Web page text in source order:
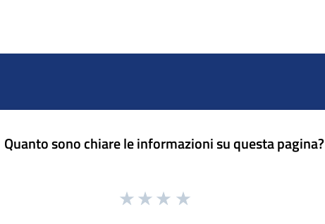
Quanto sono chiare le informazioni su questa pagina?